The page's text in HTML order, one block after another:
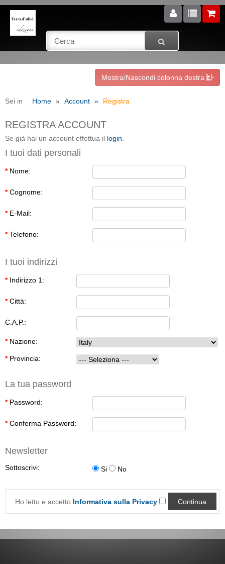
Mostra/Nascondi colonna destra
Sei in Home Account Registra
REGISTRA ACCOUNT
Se già hai un account effettua il login
I tuoi dati personali
*Nome:
*Cognome:
*E-Mail:
*Telefono:
I tuoi indirizzi
*Indirizzo 1:
*Città:
C.A.P.:
*Nazione:
*Provincia:
La tua password
*Password:
*Conferma Password:
Newsletter
Sottoscrivi: Si No
Ho letto e accetto Informativa sulla Privacy